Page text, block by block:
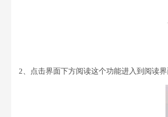
2、点击界面下方阅读这个功能进入到阅读